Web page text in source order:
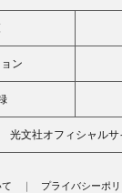
ン
光文社オフィシャルサ
プライバシーポ